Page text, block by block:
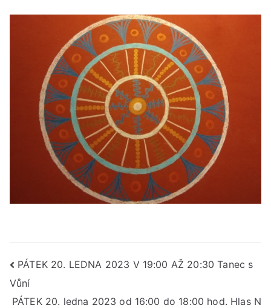
Navigace
pro
PÁTEK 20. LEDNA 2023 V 19:00 AŽ 20:30 Tanec s
Vůní
PÁTEK 20. ledna 2023 od 16:00 do 18:00 hod. Hlas N